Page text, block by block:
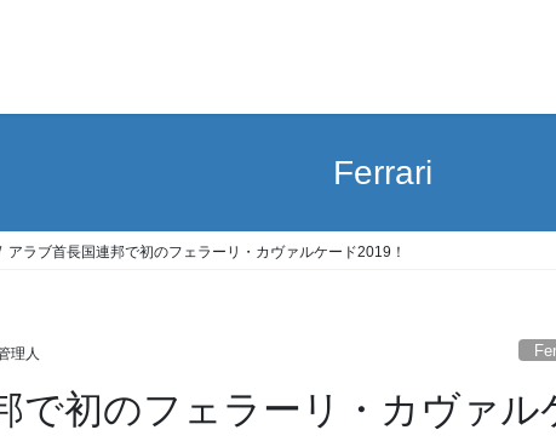
Ferrari
アラブ首長国連邦で初のフェラーリ・カヴァルケード2019！
理人
で初のフェラーリ・カヴァル